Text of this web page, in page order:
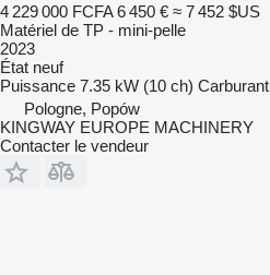
4 229 000 FCFA 6 450 € ≈ 7 452 $US
Matériel de TP - mini-pelle
2023
État neuf
Puissance 7.35 kW (10 ch) Carburant
Pologne, Popów
KINGWAY EUROPE MACHINERY
Contacter le vendeur